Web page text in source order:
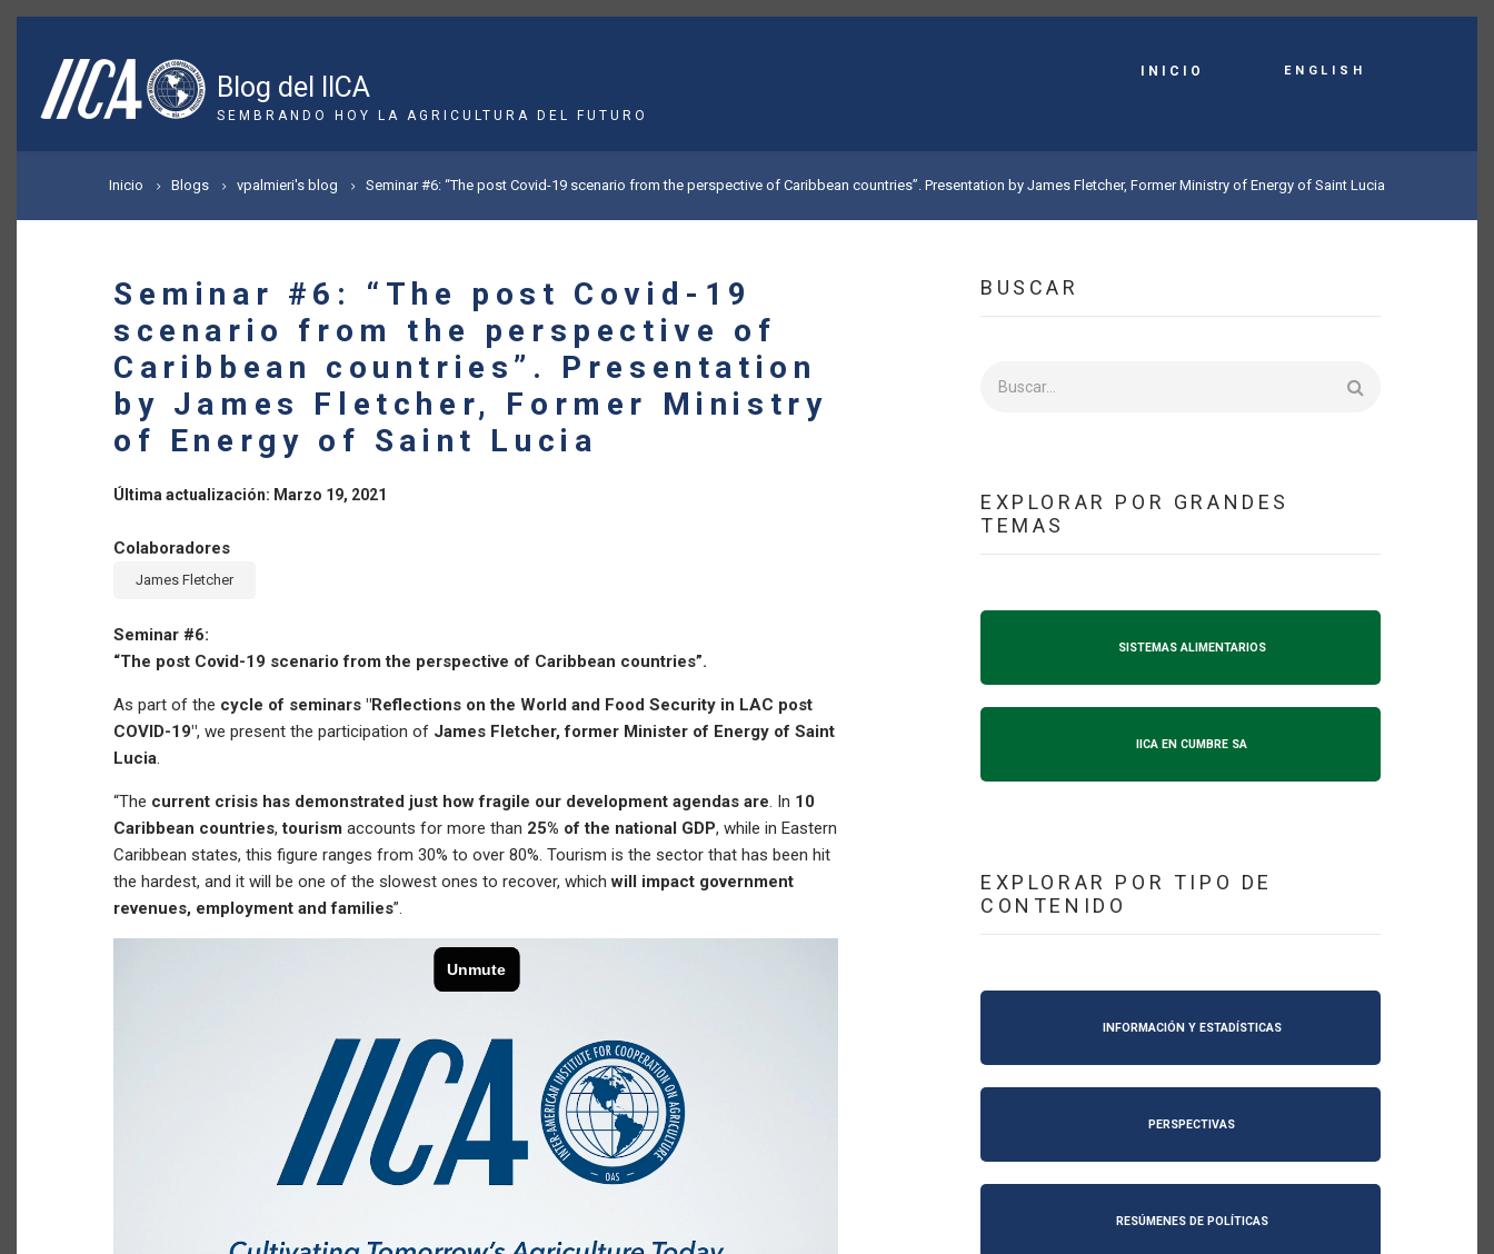
Pasar
contenido
principal
Blog del IICA
SEMBRANDO HOY LA AGRICULTURA DEL FUTURO
INICIO English
SOBRESCRIBIR
ENLACES
AYUDA
A
LA
NAVEGACIÓN
Inicio Blogs vpalmieri's blog Seminar #6: “The post Covid-19 scenario from the perspective of Caribbean countries”. Presentation by James Fletcher, Former Ministry of Energy of Saint Lucia
Seminar #6: “The post Covid-19
scenario from the perspective of
Caribbean countries”. Presentation
by James Fletcher, Former Ministry
of Energy of Saint Lucia
Última actualización: Marzo 19, 2021
Colaboradores
James Fletcher
Seminar #6:
“The post Covid-19 scenario from the perspective of Caribbean countries”.
As part of the cycle of seminars "Reflections on the World and Food Security in LAC post
COVID-19", we present the participation of James Fletcher, former Minister of Energy of Saint
Lucia.
“The current crisis has demonstrated just how fragile our development agendas are. In 10
Caribbean countries,tourism accounts for more than 25% of the national GDP, while in Eastern
Caribbean states, this figure ranges from 30% to over 80%. Tourism is the sector that has been hit
the hardest, and it will be one of the slowest ones to recover, whichwill impact government
revenues, employment and families”.
BUSCAR
EXPLORAR POR GRANDES
TEMAS
SISTEMAS ALIMENTARIOS
IICA EN CUMBRE SA
EXPLORAR POR TIPO DE
CONTENIDO
INFORMACIÓN Y ESTADÍSTICAS
PERSPECTIVAS
RESÚMENES DE POLÍTICAS